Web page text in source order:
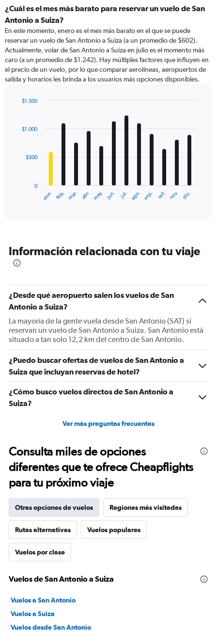
¿Cuál es el mes más barato para reservar un vuelo de San
Antonio a Suiza?
En este momento, enero es el mes más barato en el que se puede
reservar un vuelo de San Antonio a Suiza (a un promedio de $602).
Actualmente, volar de San Antonio a Suiza en julio es el momento más
caro (a un promedio de $1.242). Hay múltiples factores que influyen en
el precio de un vuelo, por lo que comparar aerolíneas, aeropuertos de
salida y horarios les brinda a los usuarios más opciones disponibles.
with
12
The
categories.
The
Y
axis
displaying
values.
Range:
0
1500.
ene. feb. mar. abr. may. jun. jul. ago. sep. oct. nov. dic.
0
$500
$1.000
$1.500
Información relacionada con tu viaje
¿Desde qué aeropuerto salen los vuelos de San
Antonio a Suiza?
La mayoría de la gente vuela desde San Antonio (SAT) si
reservan un vuelo de San Antonio a Suiza. San Antonio está
situado a tan solo 12,2 km del centro de San Antonio.
¿Puedo buscar ofertas de vuelos de San Antonio a
Suiza que incluyan reservas de hotel?
¿Cómo busco vuelos directos de San Antonio a
Suiza?
Ver más preguntas frecuentes
Consulta miles de opciones
diferentes que te ofrece Cheapflights
para tu próximo viaje
Otras opciones de vuelos Regiones más visitadas
Rutas alternativas Vuelos populares
Vuelos por clase
Vuelos de San Antonio a Suiza
Vuelos a San Antonio
Vuelos a Suiza
Vuelos desde San Antonio